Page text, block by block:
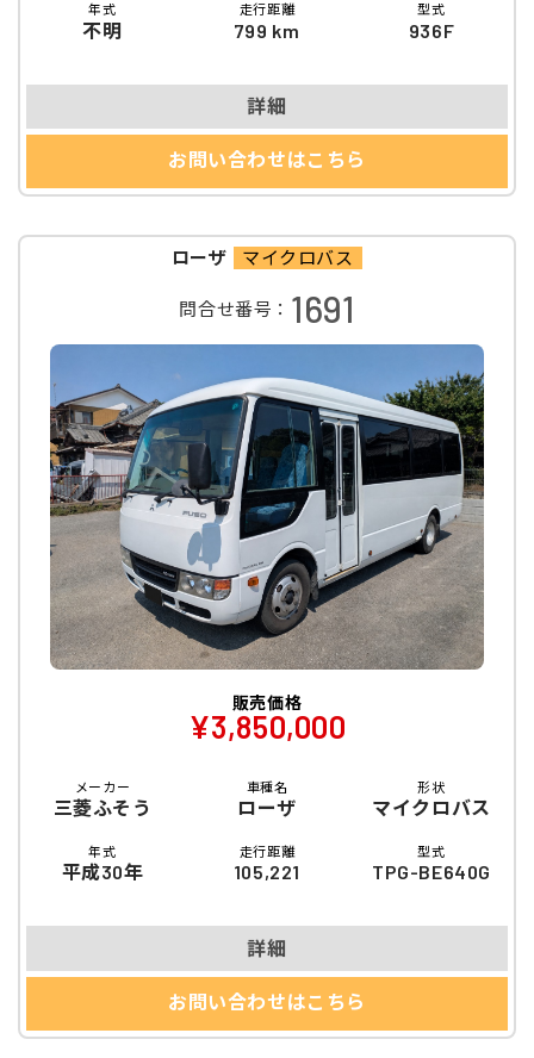
年式
不明
走行距離
799 km
型式
936F
詳細
お問い合わせはこちら
ローザ マイクロバス
問合せ番号： 1691
販売価格
¥3,850,000
メーカー
三菱ふそう
車種名
ローザ
形状
マイクロバス
年式
平成30年
走行距離
105,221
型式
TPG-BE640G
詳細
お問い合わせはこちら